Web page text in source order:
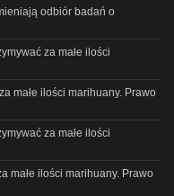
odbiór badań o
za małe ilości
małe ilości marihuany. Prawo
za małe ilości
małe ilości marihuany. Prawo